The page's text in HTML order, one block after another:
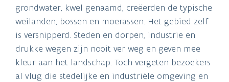
grondwater, kwel genaamd, creëerden de typische
weilanden, bossen en moerassen. Het gebied zelf
is versnipperd. Steden en dorpen, industrie en
drukke wegen zijn nooit ver weg en geven mee
kleur aan het landschap. Toch vergeten bezoekers
al vlug die stedelijke en industriële omgeving en